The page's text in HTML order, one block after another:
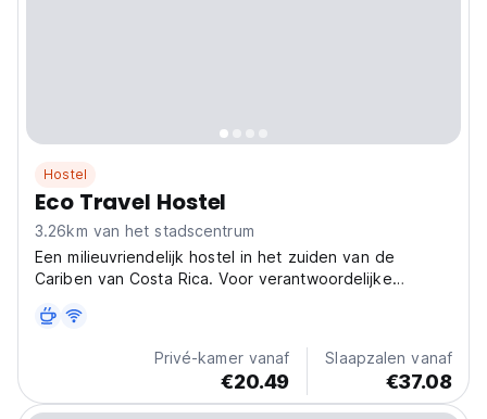
Hostel
Eco Travel Hostel
3.26km van het stadscentrum
Een milieuvriendelijk hostel in het zuiden van de
Cariben van Costa Rica. Voor verantwoordelijke
vrijwilligershostel, ideaal voor projecten met
zeeschildpadden. (Auto-translated from original
Privé-kamer vanaf
€20.49
Slaapzalen vanaf
€37.08